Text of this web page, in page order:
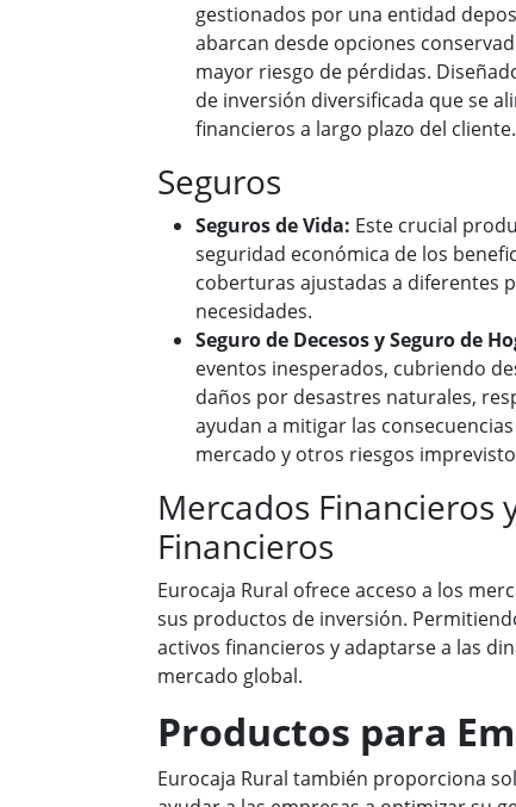
gestionados por una entidad
abarcan desde opciones
mayor riesgo de pérdidas.
de inversión diversificada que se
financieros a largo plazo del cliente.
Seguros
Seguros de Vida: Este crucial
seguridad económica de los
coberturas ajustadas a diferentes
necesidades.
Seguro de Decesos y Seguro de
eventos inesperados, cubriendo
daños por desastres naturales,
ayudan a mitigar las
mercado y otros riesgos
Mercados Financieros
Financieros
Eurocaja Rural ofrece acceso a los
sus productos de inversión.
activos financieros y adaptarse a las
mercado global.
Productos para
Eurocaja Rural también proporciona